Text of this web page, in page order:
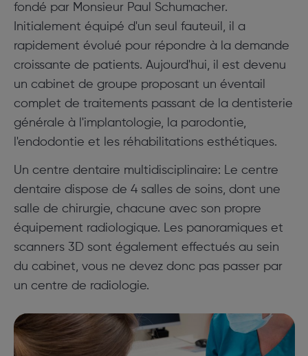
fondé par Monsieur Paul Schumacher.
Initialement équipé d'un seul fauteuil, il a
rapidement évolué pour répondre à la demande
croissante de patients. Aujourd'hui, il est devenu
un cabinet de groupe proposant un éventail
complet de traitements passant de la dentisterie
générale à l'implantologie, la parodontie,
l'endodontie et les réhabilitations esthétiques.
Un centre dentaire multidisciplinaire: Le centre
dentaire dispose de 4 salles de soins, dont une
salle de chirurgie, chacune avec son propre
équipement radiologique. Les panoramiques et
scanners 3D sont également effectués au sein
du cabinet, vous ne devez donc pas passer par
un centre de radiologie.